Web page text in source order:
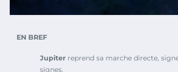
EN BREF
Jupiter reprend sa marche directe,
signes.